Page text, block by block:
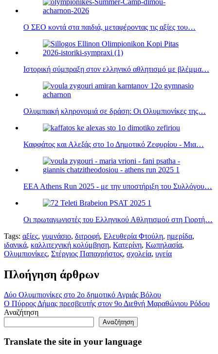
Ο ΣEO κοντά στα παιδιά, μεταφέροντας τις αξίες του…
Ιστορική σύμπραξη στον ελληνικό αθλητισμό με βλέμμα…
Ολυμπιακή κληρονομιά σε δράση: Οι Ολυμπιονίκες της…
Καφφάτος και Αλεξάς στο 1ο Δημοτικό Ζεφυρίου - Μια…
EEA Athens Run 2025 - με την υποστήριξη του Συλλόγου…
Οι πρωταγωνιστές του Ελληνικού Αθλητισμού στη Γιορτή…
Tags: αξίες, γυμνάσιο, διτροφή, Ελευθερία Φτούλη, ημερίδα,
ιδανικά, καλλιτεχνική κολύμβηση, Κατερίνη, Κωπηλασία,
Ολυμπιονίκες, Στέργιος Παπαχρήστος, σχολεία, υγεία
Πλοήγηση άρθρων
Δύο Ολυμπιονίκες στο 2ο δημοτικό Αγριάς Βόλου
Ο Πύρρος Δήμας πρεσβευτής στον 9ο Διεθνή Μαραθώνιου Ρόδου
Αναζήτηση
Αναζήτηση
Translate the site in your language